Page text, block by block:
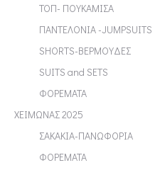
ΤΟΠ- ΠΟΥΚΑΜΙΣΑ
ΠΑΝΤΕΛΟΝΙΑ -JUMPSUITS
SHORTS-ΒΕΡΜΟΥΔΕΣ
SUITS and SETS
ΦΟΡΕΜΑΤΑ
ΧΕΙΜΩΝΑΣ 2025
ΣΑΚΑΚΙΑ-ΠΑΝΩΦΟΡΙΑ
ΦΟΡΕΜΑΤΑ